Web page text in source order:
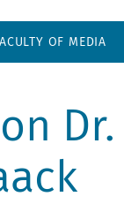
OF MEDIA
Dr.